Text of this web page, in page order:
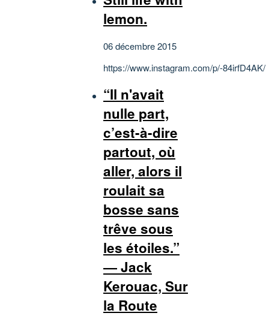
lemon.
06 décembre 2015
https://www.instagram.com/p/-84irfD4AK/
“Il n'avait
nulle part,
c’est-à-dire
partout, où
aller, alors il
roulait sa
bosse sans
trêve sous
les étoiles.”
― Jack
Kerouac, Sur
la Route